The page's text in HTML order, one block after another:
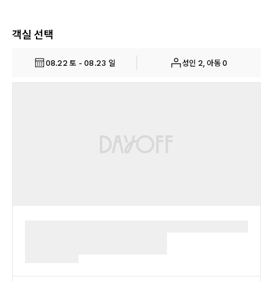
객실 선택
08.22 토 - 08.23 일 성인 2, 아동 0